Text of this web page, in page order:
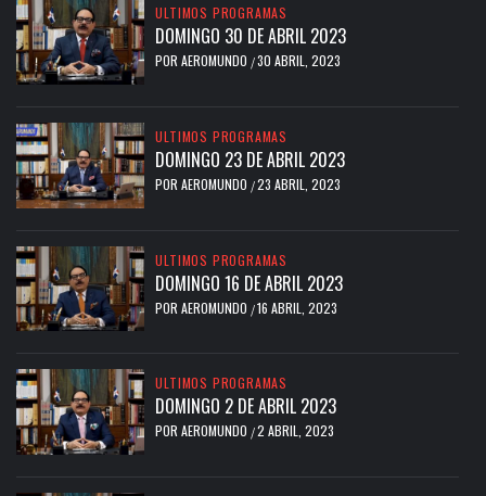
ULTIMOS PROGRAMAS
DOMINGO 30 DE ABRIL 2023
POR AEROMUNDO /30 ABRIL, 2023
ULTIMOS PROGRAMAS
DOMINGO 23 DE ABRIL 2023
POR AEROMUNDO /23 ABRIL, 2023
ULTIMOS PROGRAMAS
DOMINGO 16 DE ABRIL 2023
POR AEROMUNDO /16 ABRIL, 2023
ULTIMOS PROGRAMAS
DOMINGO 2 DE ABRIL 2023
POR AEROMUNDO /2 ABRIL, 2023